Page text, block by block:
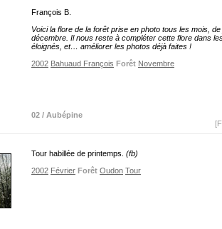
François B.
Voici la flore de la forêt prise en photo tous les mois,
décembre. Il nous reste à compléter cette flore dans
éloignés, et… améliorer les photos déjà faites !
2002 Bahuaud François Forêt Novembre
02 / Aubépine
Tour habillée de printemps. (fb)
2002 Février Forêt Oudon Tour